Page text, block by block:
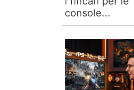
console...